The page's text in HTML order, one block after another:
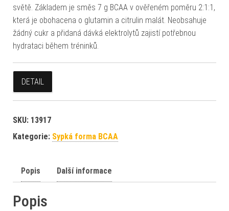
světě. Základem je směs 7 g BCAA v ověřeném poměru 2:1:1,
která je obohacena o glutamin a citrulin malát. Neobsahuje
žádný cukr a přidaná dávká elektrolytů zajistí potřebnou
hydrataci během tréninků.
DETAIL
SKU: 13917
Kategorie: Sypká forma BCAA
Popis Další informace
Popis